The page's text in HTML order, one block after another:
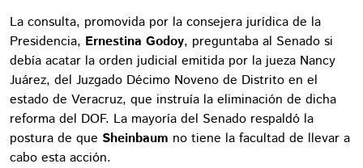
La consulta, promovida por la consejera jurídica de la
Presidencia, Ernestina Godoy, preguntaba al Senado si
debía acatar la orden judicial emitida por la jueza Nancy
Juárez, del Juzgado Décimo Noveno de Distrito en el
estado de Veracruz, que instruía la eliminación de dicha
reforma del DOF. La mayoría del Senado respaldó la
postura de que Sheinbaum no tiene la facultad de llevar a
cabo esta acción.